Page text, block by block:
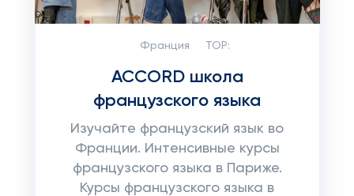
Франция TOP:
ACCORD школа
французского языка
Изучайте французский язык во
Франции. Интенсивные курсы
французского языка в Париже.
Курсы французского языка в